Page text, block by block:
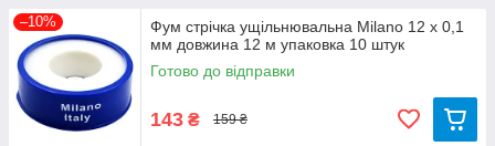
–10%
Фум стрічка ущільнювальна Milano 12 х 0,1
мм довжина 12 м упаковка 10 штук
Готово до відправки
143 ₴ 159 ₴